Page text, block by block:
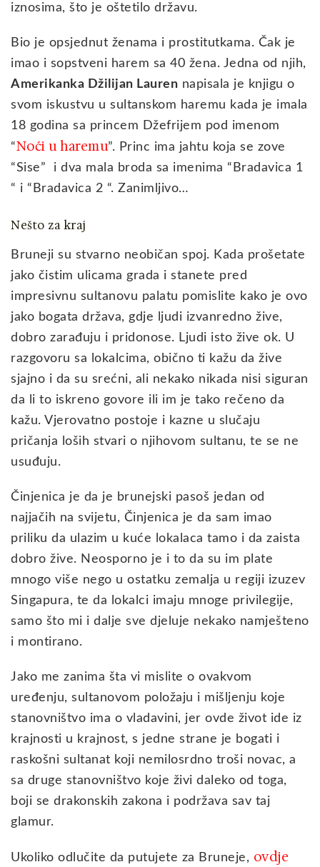
iznosima, što je oštetilo državu.
Bio je opsjednut ženama i prostitutkama. Čak je
imao i sopstveni harem sa 40 žena. Jedna od njih,
Amerikanka Džilijan Lauren napisala je knjigu o
svom iskustvu u sultanskom haremu kada je imala
18 godina sa princem Džefrijem pod imenom
“Noći u haremu”. Princ ima jahtu koja se zove
“Sise” i dva mala broda sa imenima “Bradavica 1
“ i “Bradavica 2 “. Zanimljivo…
Nešto za kraj
Bruneji su stvarno neobičan spoj. Kada prošetate
jako čistim ulicama grada i stanete pred
impresivnu sultanovu palatu pomislite kako je ovo
jako bogata država, gdje ljudi izvanredno žive,
dobro zarađuju i pridonose. Ljudi isto žive ok. U
razgovoru sa lokalcima, obično ti kažu da žive
sjajno i da su srećni, ali nekako nikada nisi siguran
da li to iskreno govore ili im je tako rečeno da
kažu. Vjerovatno postoje i kazne u slučaju
pričanja loših stvari o njihovom sultanu, te se ne
usuđuju.
Činjenica je da je brunejski pasoš jedan od
najjačih na svijetu, Činjenica je da sam imao
priliku da ulazim u kuće lokalaca tamo i da zaista
dobro žive. Neosporno je i to da su im plate
mnogo više nego u ostatku zemalja u regiji izuzev
Singapura, te da lokalci imaju mnoge privilegije,
samo što mi i dalje sve djeluje nekako namješteno
i montirano.
Jako me zanima šta vi mislite o ovakvom
uređenju, sultanovom položaju i mišljenju koje
stanovništvo ima o vladavini, jer ovde život ide iz
krajnosti u krajnost, s jedne strane je bogati i
raskošni sultanat koji nemilosrdno troši novac, a
sa druge stanovništvo koje živi daleko od toga,
boji se drakonskih zakona i podržava sav taj
glamur.
Ukoliko odlučite da putujete za Bruneje, ovdje